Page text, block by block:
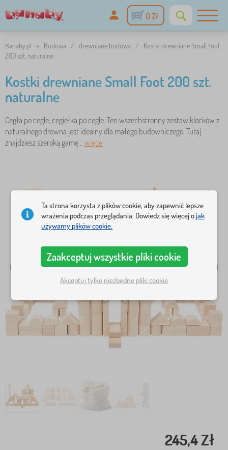
0 Zł
Banaby.pl » Budowa / drewniane budowa /
Kostki drewniane Small Foot
200 szt. naturalne
Kostki drewniane Small Foot 200 szt.
naturalne
Cegła po cegle, cegiełka po cegle. Ten wszechstronny zestaw klocków z
naturalnego drewna jest idealny dla małego budowniczego. Tutaj
znajdziesz szeroką gamę .. więcej
245,4 Zł
Ta strona korzysta z plików cookie, aby zapewnić lepsze
wrażenia podczas przeglądania. Dowiedz się więcej ojak
używamy plików cookie.
Zaakceptuj wszystkie pliki cookie
Akceptuj tylko niezbędne pliki cookie